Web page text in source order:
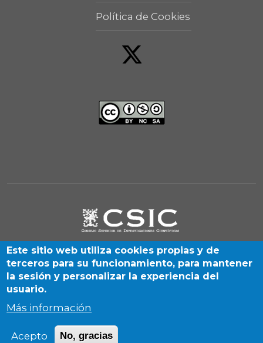
Política de Cookies
C/Albasanz, 26-28. Madrid 28037 (España) | Desarrollado por
la unidad SIGyHD (CCHS-CSIC) | 2026 © CSIC
Este sitio web utiliza cookies propias y de
terceros para su funcionamiento, para mantener
la sesión y personalizar la experiencia del
usuario.
Más información
Acepto No, gracias